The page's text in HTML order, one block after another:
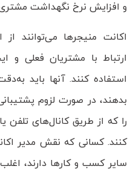
و افزایش نرخ نگهداشت
اکانت منیجرها می‌توانند
ارتباط با مشتریان فعلی و
استفاده کنند. آنها باید
بدهند، در صورت لزوم
را که از طریق کانال‌های تلفن
کنند. کسانی که نقش مدیر
سایر کسب و کارها دارند،